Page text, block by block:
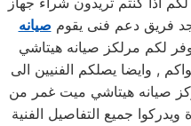
فريق دعم فنى يقوم صيانه
لكم مرلكز صيانه هيتاشي
, وايضا يصلكم الفنيين الى
صيانه هيتاشي ميت غمر من
جميع التفاصيل الفنية